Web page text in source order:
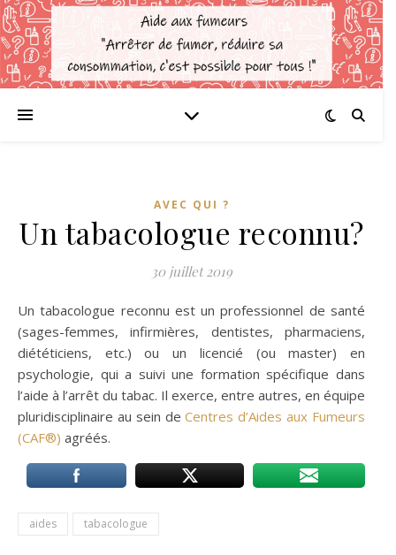
AVEC QUI ?
Un tabacologue reconnu?
30 juillet 2019
Un tabacologue reconnu est un professionnel de santé
(sages-femmes, infirmières, dentistes, pharmaciens,
diététiciens, etc.) ou un licencié (ou master) en
psychologie, qui a suivi une formation spécifique dans
l’aide à l’arrêt du tabac. Il exerce, entre autres, en équipe
pluridisciplinaire au sein deCentres d’Aides aux Fumeurs
(CAF®) agréés.
aides tabacologue